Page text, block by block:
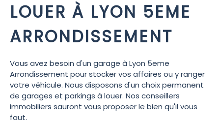
LOUER À LYON 5EME
ARRONDISSEMENT
Vous avez besoin d'un garage à Lyon 5eme
Arrondissement pour stocker vos affaires ou y ranger
votre véhicule. Nous disposons d'un choix permanent
de garages et parkings à louer. Nos conseillers
immobiliers sauront vous proposer le bien qu'il vous
faut.